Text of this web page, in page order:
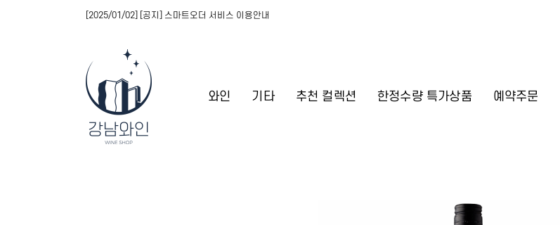
와인 기타 추천 컬렉션 한정수량 특가상품 예약주문
[2025/01/02] [공지] 스마트오더 서비스 이용안내